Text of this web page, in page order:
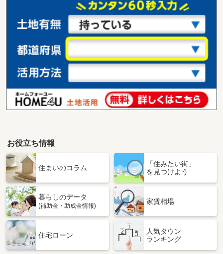
お役立ち情報
住まいのコラム
「住みたい街」
を見つけよう
暮らしのデータ
(補助金・助成金情報)
家賃相場
住宅ローン
人気タウン
ランキング